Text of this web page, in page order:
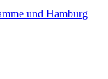
und Hamburg